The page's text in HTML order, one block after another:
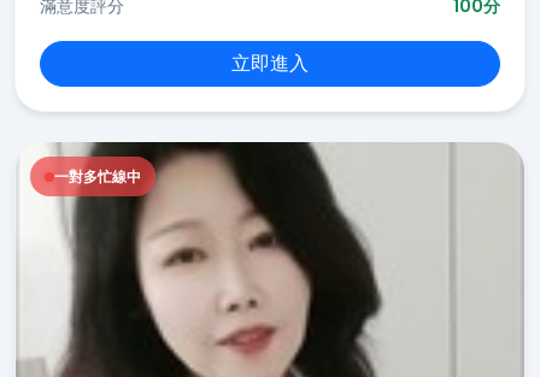
滿意度評分
100分
立即進入
一對多忙線中